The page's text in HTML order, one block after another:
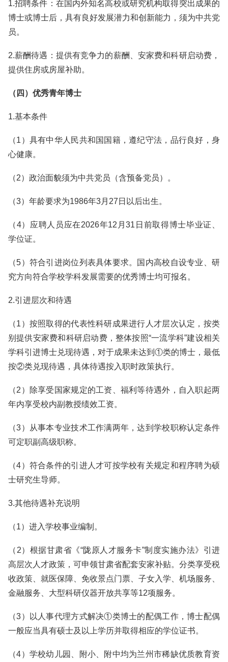
1.招聘条件：在国内外知名高校或研究机构取得突出成果的
博士或博士后，具有良好发展潜力和创新能力，须为中共党
员。
2.薪酬待遇：提供有竞争力的薪酬、安家费和科研启动费，
提供住房或房屋补助。
（四）优秀青年博士
1.基本条件
（1）具有中华人民共和国国籍，遵纪守法，品行良好，身
心健康。
（2）政治面貌须为中共党员（含预备党员）。
（3）年龄要求为1986年3月27日以后出生。
（4）应聘人员应在2026年12月31日前取得博士毕业证、
学位证。
（5）符合引进岗位列表具体要求。国内高校自设专业、研
究方向符合学校学科发展需要的优秀博士均可报名。
2.引进层次和待遇
（1）按照取得的代表性科研成果进行人才层次认定，按类
别提供安家费和科研启动费，整体按照“一流学科”建设相关
学科引进博士兑现待遇，对于成果未达到①类的博士，最低
按②类兑现待遇，具体待遇按入职时政策执行。
（2）除享受国家规定的工资、福利等待遇外，自入职起两
年内享受校内副教授绩效工资。
（3）从事本专业技术工作满两年，达到学校职称认定条件
可定职副高级职称。
（4）符合条件的引进人才可按学校有关规定和程序聘为硕
士研究生导师。
3.其他待遇补充说明
（1）进入学校事业编制。
（2）根据甘肃省《“陇原人才服务卡”制度实施办法》引进
高层次人才政策，可申领甘肃省配套安家补贴。分类享受税
收政策、就医保障、免收景点门票、子女入学、机场服务、
金融服务、大型科研仪器开放共享等12项服务。
（3）以人事代理方式解决①类博士的配偶工作，博士配偶
一般应当具有硕士及以上学历并取得相应的学位证书。
（4）学校幼儿园、附小、附中均为兰州市稀缺优质教育资